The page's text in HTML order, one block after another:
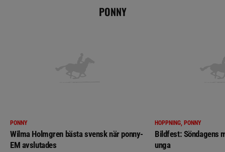
PONNY
PONNY
Wilma Holmgren bästa svensk när ponny-
EM avslutades
HOPPNING, PONNY
Bildfest: Söndagens
unga